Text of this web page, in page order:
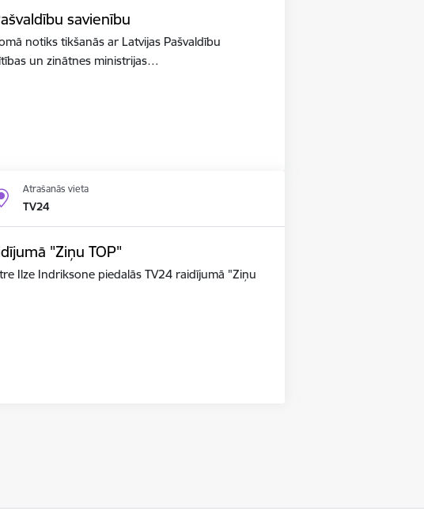
savienību
notiks tikšanās ar Latvijas Pašvaldību
un zinātnes ministrijas…
Atrašanās vieta
TV24
"Ziņu TOP"
Ilze Indriksone piedalās TV24 raidījumā "Ziņu